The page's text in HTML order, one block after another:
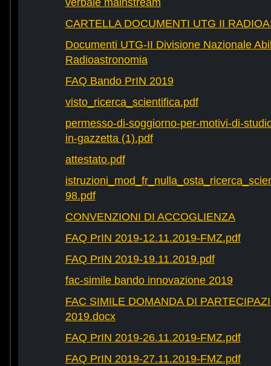
verbale mainstream
CARTELLA DOCUMENTI UTG II
Documenti UTG-II Divisione Nazionale
Radioastronomia
FAQ Bando PrIN 2019
visto_ricerca_scientifica.pdf
permesso-di-soggiorno-per-motivi-di-
in-gazzetta (1).pdf
attestato.pdf
98.pdf
CONVENZIONI DI ACCOGLIENZA
FAQ PrIN 2019-12.11.2019-FMZ.pdf
FAQ PrIN 2019-19.11.2019.pdf
fac-simile bando innovazione 2019
FAC SIMILE DOMANDA DI
2019.docx
FAQ PrIN 2019-26.11.2019-FMZ.pdf
FAQ PrIN 2019-27.11.2019-FMZ.pdf